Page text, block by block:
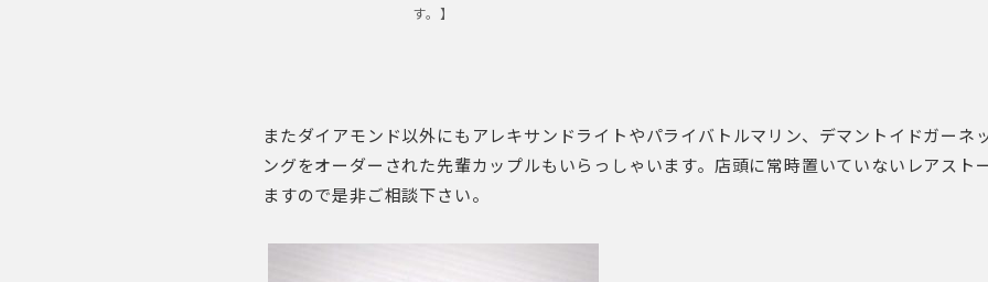
す。】
またダイアモンド以外にもアレキサンドライトやパライバトルマリン、デマントイドガーネ
ングをオーダーされた先輩カップルもいらっしゃいます。店頭に常時置いていないレアスト
ますので是非ご相談下さい。